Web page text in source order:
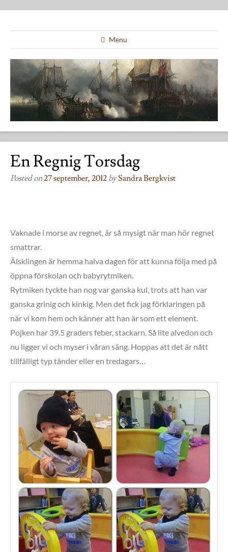
Menu
En Regnig Torsdag
Posted on27 september, 2012 bySandra Bergkvist
Vaknade i morse av regnet, är så mysigt när man hör regnet
smattrar.
Älsklingen är hemma halva dagen för att kunna följa med på
öppna förskolan och babyrytmiken.
Rytmiken tyckte han nog var ganska kul, trots att han var
ganska grinig och kinkig. Men det fick jag förklaringen på
när vi kom hem och känner att han är som ett element.
Pojken har 39.5 graders feber, stackarn. Så lite alvedon och
nu ligger vi och myser i våran säng. Hoppas att det är nått
tillfälligt typ tänder eller en tredagars…